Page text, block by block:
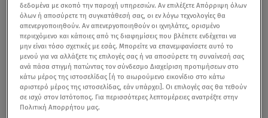
δεδομένα με σκοπό την παροχή υπηρεσιών. Αν επιλέξετε Απόρριψη όλων
όλων ή αποσύρετε τη συγκατάθεσή σας, οι εν λόγω τεχνολογίες θα
απενεργοποιηθούν. Αν απενεργοποιηθούν οι ιχνηλάτες, ορισμένο
περιεχόμενο και κάποιες από τις διαφημίσεις που βλέπετε ενδέχεται να
μην είναι τόσο σχετικές με εσάς. Μπορείτε να επανεμφανίσετε αυτό το
μενού για να αλλάξετε τις επιλογές σας ή να αποσύρετε τη συναίνεσή σας
ανά πάσα στιγμή πατώντας τον σύνδεσμο Διαχείριση προτιμήσεων στο
κάτω μέρος της ιστοσελίδας [ή το αιωρούμενο εικονίδιο στο κάτω
αριστερό μέρος της ιστοσελίδας, εάν υπάρχει]. Οι επιλογές σας θα τεθούν
σε ισχύ στον Ιστότοπος. Για περισσότερες λεπτομέρειες ανατρέξτε στην
Πολιτική Απορρήτου μας.